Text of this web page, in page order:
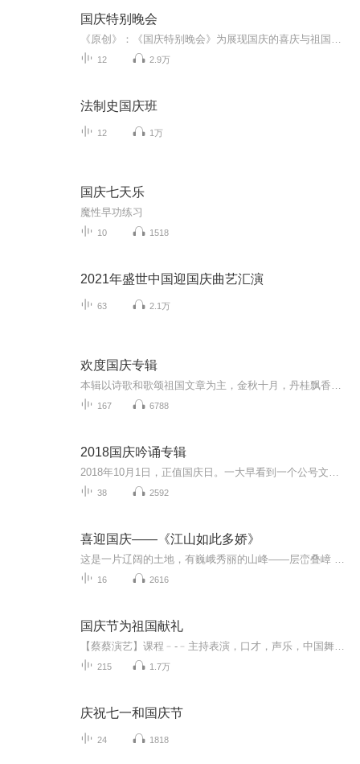
国庆特别晚会
12 2.9万
法制史国庆班
12 1万
国庆七天乐
魔性早功练习
10 1518
2021年盛世中国迎国庆曲艺汇演
63 2.1万
欢度国庆专辑
167 6788
2018国庆吟诵专辑
38 2592
喜迎国庆——《江山如此多娇》
16 2616
国庆节为祖国献礼
215 1.7万
庆祝七一和国庆节
24 1818